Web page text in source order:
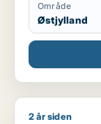
Område
Østjylland
Jeg søger job
2 år siden